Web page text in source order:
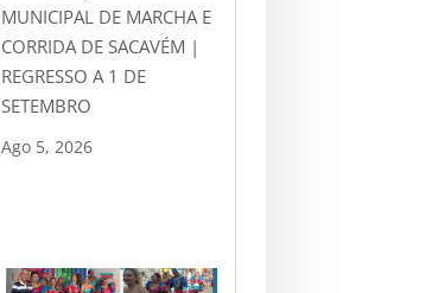
MUNICIPAL DE MARCHA E
CORRIDA DE SACAVÉM |
REGRESSO A 1 DE
SETEMBRO
Ago 5, 2026